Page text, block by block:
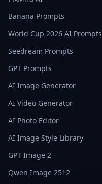
Banana Prompts
World Cup 2026 AI Prompts
Seedream Prompts
GPT Prompts
AI Image Generator
AI Video Generator
AI Photo Editor
AI Image Style Library
GPT Image 2
Qwen Image 2512